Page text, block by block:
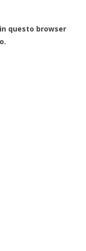
questo browser